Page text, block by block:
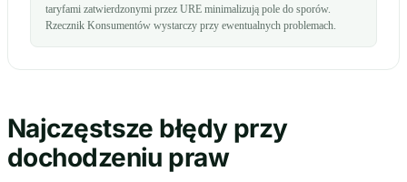
taryfami zatwierdzonymi przez URE minimalizują pole do sporów.
Rzecznik Konsumentów wystarczy przy ewentualnych problemach.
Najczęstsze błędy przy
dochodzeniu praw